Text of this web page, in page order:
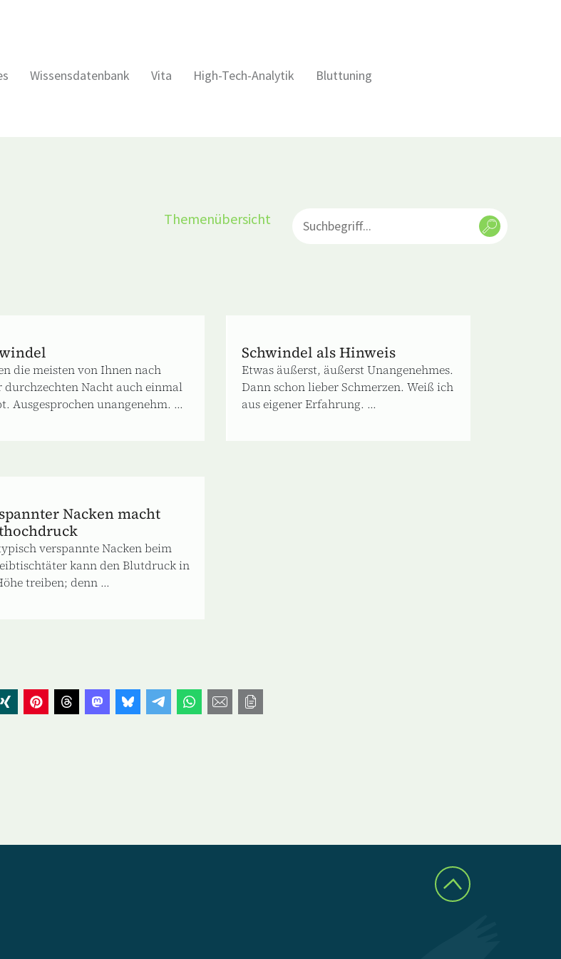
Wissensdatenbank Vita High-Tech-Analytik Bluttuning
Themenübersicht
die meisten von Ihnen nach
durchzechten Nacht auch einmal
Ausgesprochen unangenehm. ...
Schwindel als Hinweis
Etwas äußerst, äußerst Unangenehmes.
Dann schon lieber Schmerzen. Weiß ich
aus eigener Erfahrung. ...
Nacken macht
verspannte Nacken beim
kann den Blutdruck in
treiben; denn ...